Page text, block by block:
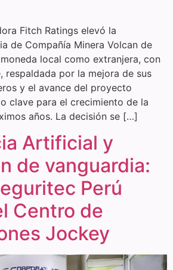
Fitch Ratings elevó la
de Compañía Minera Volcan de
moneda local como extranjera, con
respaldada por la mejora de sus
y el avance del proyecto
clave para el crecimiento de la
años. La decisión se […]
Artificial y
de vanguardia:
Perú
Centro de
Jockey